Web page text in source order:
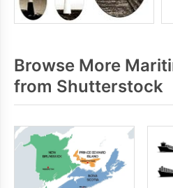
Browse More
from Shutterstock